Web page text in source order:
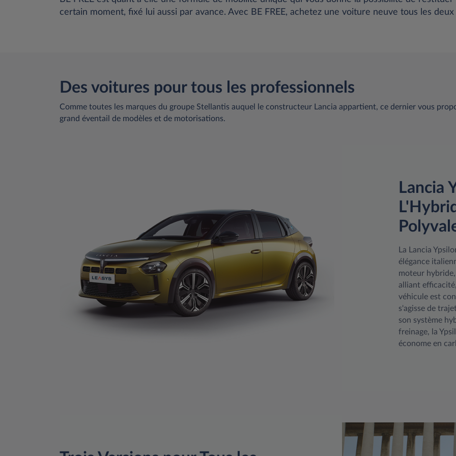
certain moment, fixé lui aussi par avance. Avec BE FREE, achetez une voiture neuve tous les
Des voitures pour tous les professionnels
Comme toutes les marques du groupe Stellantis auquel le constructeur Lancia appartient, ce dernier vous
grand éventail de modèles et de motorisations.
Lancia
La Lancia
élégance
moteur
alliant
véhicule est
s'agisse de
son système
freinage, la
économe en